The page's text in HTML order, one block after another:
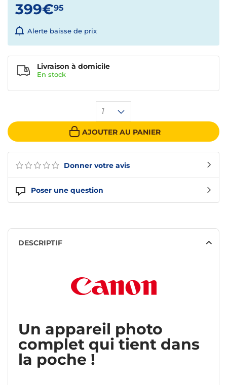
Donner votre avis
Poser une question
399€95
Alerte baisse de prix
1
AJOUTER AU PANIER
Livraison à domicile
En stock
DESCRIPTIF
Un appareil photo
complet qui tient dans
la poche !